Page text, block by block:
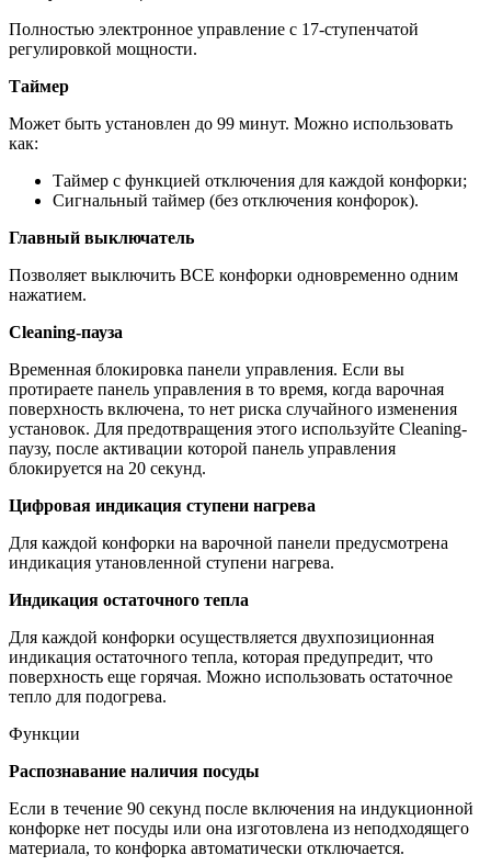
Полностью электронное управление с 17-ступенчатой
регулировкой мощности.
Таймер
Может быть установлен до 99 минут. Можно использовать
как:
Таймер с функцией отключения для каждой конфорки;
Сигнальный таймер (без отключения конфорок).
Главный выключатель
Позволяет выключить ВСЕ конфорки одновременно одним
нажатием.
Cleaning-пауза
Временная блокировка панели управления. Если вы
протираете панель управления в то время, когда варочная
поверхность включена, то нет риска случайного изменения
установок. Для предотвращения этого используйте Cleaning-
паузу, после активации которой панель управления
блокируется на 20 секунд.
Цифровая индикация ступени нагрева
Для каждой конфорки на варочной панели предусмотрена
индикация утановленной ступени нагрева.
Индикация остаточного тепла
Для каждой конфорки осуществляется двухпозиционная
индикация остаточного тепла, которая предупредит, что
поверхность еще горячая. Можно использовать остаточное
тепло для подогрева.
Функции
Распознавание наличия посуды
Если в течение 90 секунд после включения на индукционной
конфорке нет посуды или она изготовлена из неподходящего
материала, то конфорка автоматически отключается.